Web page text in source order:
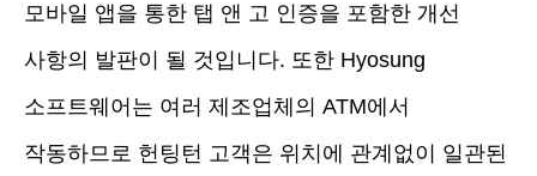
모바일 앱을 통한 탭 앤 고 인증을 포함한 개선
사항의 발판이 될 것입니다. 또한 Hyosung
소프트웨어는 여러 제조업체의 ATM에서
작동하므로 헌팅턴 고객은 위치에 관계없이 일관된